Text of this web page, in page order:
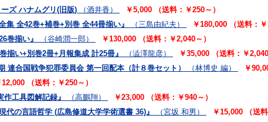
ズ ハナムグリ(旧版)
（酒井香）
￥5,000 （送料：￥250～）
集 全42巻+補巻+別巻 全44冊揃い』
（三島由紀夫）
￥180,000 （送料：￥
巻揃い』
（谷崎潤一郎）
￥130,000 （送料：￥2,040～）
揃い+別巻2冊+月報集成 計25冊』
（澁澤龍彦）
￥35,000 （送料：￥2,040
連合国戦争犯罪委員会 第一回配本（計８巻セット）
（林博史 編）
￥
12,000 （送料：￥250～）
工具図解記録』
（高鵬翔）
￥23,000 （送料：￥940～）
の言語哲学 (広島修道大学学術選書 36)』
（宮坂 和男） ￥15,000 （送